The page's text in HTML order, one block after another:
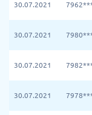
30.07.2021
30.07.2021
30.07.2021
30.07.2021